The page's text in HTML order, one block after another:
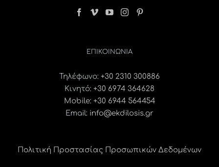
ΕΠΙΚΟΙΝΩΝΊΑ
Τηλέφωνο: +30 2310 300886
Κινητό: +30 6974 364628
Mobile: +30 6944 564454
Email: info@ekdilosis.gr
Πολιτική Προστασίας Προσωπικών Δεδομένων